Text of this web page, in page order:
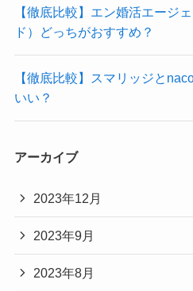
【徹底比較】エン婚活エージ
ド）どっちがおすすめ？
【徹底比較】スマリッジと
いい？
アーカイブ
2023年12月
2023年9月
2023年8月